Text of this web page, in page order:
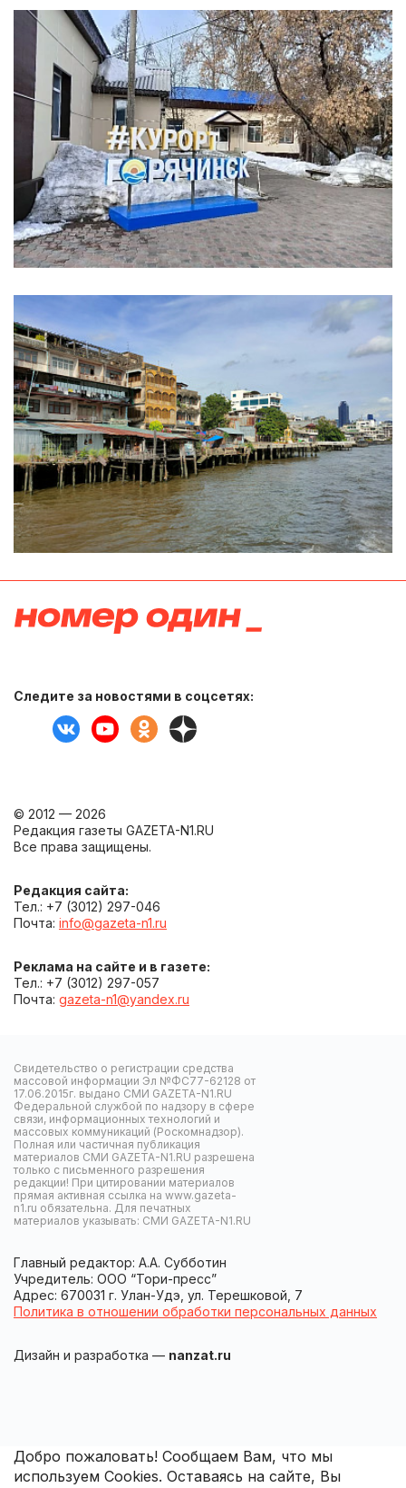
Следите за новостями в соцсетях:
© 2012 — 2026
Редакция газеты GAZETA-N1.RU
Все права защищены.
Редакция сайта:
Тел.: +7 (3012) 297-046
Почта: info@gazeta-n1.ru
Реклама на сайте и в газете:
Тел.: +7 (3012) 297-057
Почта: gazeta-n1@yandex.ru
Свидетельство о регистрации средства
массовой информации Эл №ФС77-62128 от
17.06.2015г. выдано СМИ GAZETA-N1.RU
Федеральной службой по надзору в сфере
связи, информационных технологий и
массовых коммуникаций (Роскомнадзор).
Полная или частичная публикация
материалов СМИ GAZETA-N1.RU разрешена
только с письменного разрешения
редакции! При цитировании материалов
прямая активная ссылка на www.gazeta-
n1.ru обязательна. Для печатных
материалов указывать: СМИ GAZETA-N1.RU
Главный редактор: А.А. Субботин
Учредитель: ООО “Тори-пресс”
Адрес: 670031 г. Улан-Удэ, ул. Терешковой, 7
Политика в отношении обработки персональных данных
Дизайн и разработка — nanzat.ru
Добро пожаловать! Сообщаем Вам, что мы
используем Cookies. Оставаясь на сайте, Вы